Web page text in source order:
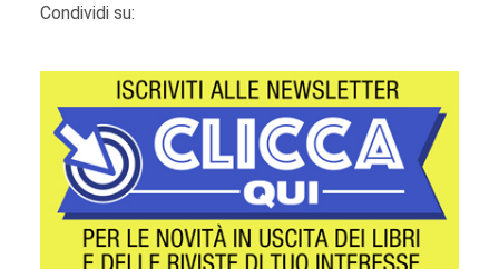
Condividi su: